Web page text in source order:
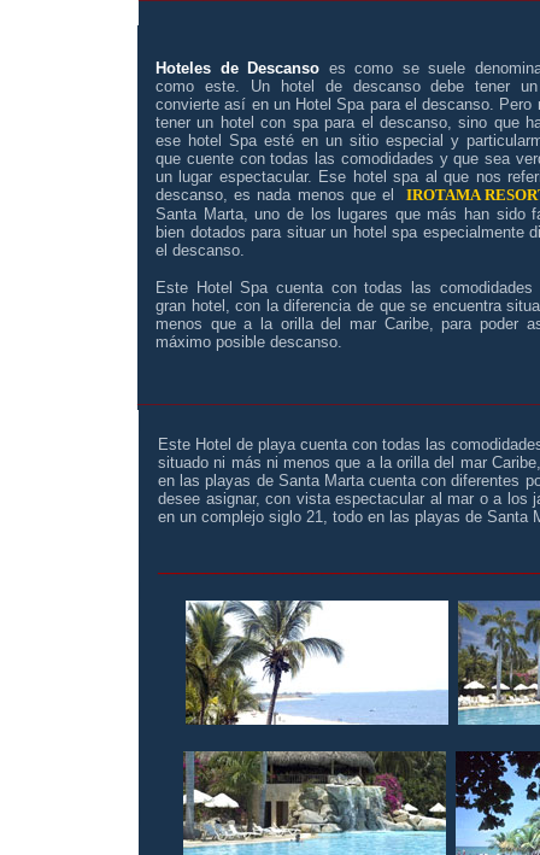
Hoteles de Descanso es como se suele
como este. Un
hotel de descansodebe tener
convierte así en un Hotel Spapara el descanso. Pero
tener un hotel con spa para el descanso, sino que
ese hotel Spa esté en un sitio especial y
que cuente con todas las comodidades y que sea
un lugar espectacular. Ese hotel spa al que nos
descanso, es nada menos que elIROTAMA
Santa Marta, uno de los lugares que más han sido
bien dotados para situar un hotel spa especialmente
el descanso.
Este Hotel Spa cuenta con todas las comodidades
gran hotel, con la diferencia de que se encuentra
menos que a la orilla del mar Caribe, para poder
máximo posible descanso.
Este Hotel de playa cuenta con todas las
situado ni más ni menos que a la orilla del mar
en las playas de Santa Marta cuenta con diferentes
desee asignar, con vista espectacular al mar o a los
en un complejo siglo 21, todo en las playas de Santa